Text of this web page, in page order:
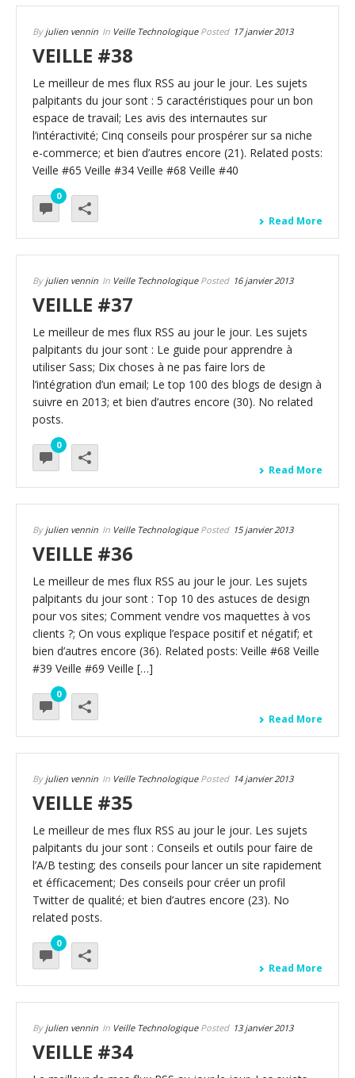
By julien vennin In Veille TechnologiquePosted 17 janvier 2013
VEILLE #38
Le meilleur de mes flux RSS au jour le jour. Les sujets
palpitants du jour sont : 5 caractéristiques pour un bon
espace de travail; Les avis des internautes sur
l’intéractivité; Cinq conseils pour prospérer sur sa niche
e-commerce; et bien d’autres encore (21). Related posts:
Veille #65 Veille #34 Veille #68 Veille #40
0
Read More
By julien vennin In Veille TechnologiquePosted 16 janvier 2013
VEILLE #37
Le meilleur de mes flux RSS au jour le jour. Les sujets
palpitants du jour sont : Le guide pour apprendre à
utiliser Sass; Dix choses à ne pas faire lors de
l’intégration d’un email; Le top 100 des blogs de design à
suivre en 2013; et bien d’autres encore (30). No related
posts.
0
Read More
By julien vennin In Veille TechnologiquePosted 15 janvier 2013
VEILLE #36
Le meilleur de mes flux RSS au jour le jour. Les sujets
palpitants du jour sont : Top 10 des astuces de design
pour vos sites; Comment vendre vos maquettes à vos
clients ?; On vous explique l’espace positif et négatif; et
bien d’autres encore (36). Related posts: Veille #68 Veille
#39 Veille #69 Veille […]
0
Read More
By julien vennin In Veille TechnologiquePosted 14 janvier 2013
VEILLE #35
Le meilleur de mes flux RSS au jour le jour. Les sujets
palpitants du jour sont : Conseils et outils pour faire de
l’A/B testing; des conseils pour lancer un site rapidement
et éfficacement; Des conseils pour créer un profil
Twitter de qualité; et bien d’autres encore (23). No
related posts.
0
Read More
By julien vennin In Veille TechnologiquePosted 13 janvier 2013
VEILLE #34